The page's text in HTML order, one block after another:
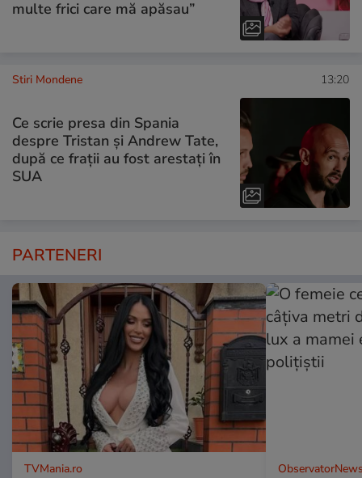
multe frici care mă apăsau”
Stiri Mondene 13:20
Ce scrie presa din Spania
despre Tristan și Andrew Tate,
după ce frații au fost arestați în
SUA
PARTENERI
TVMania.ro